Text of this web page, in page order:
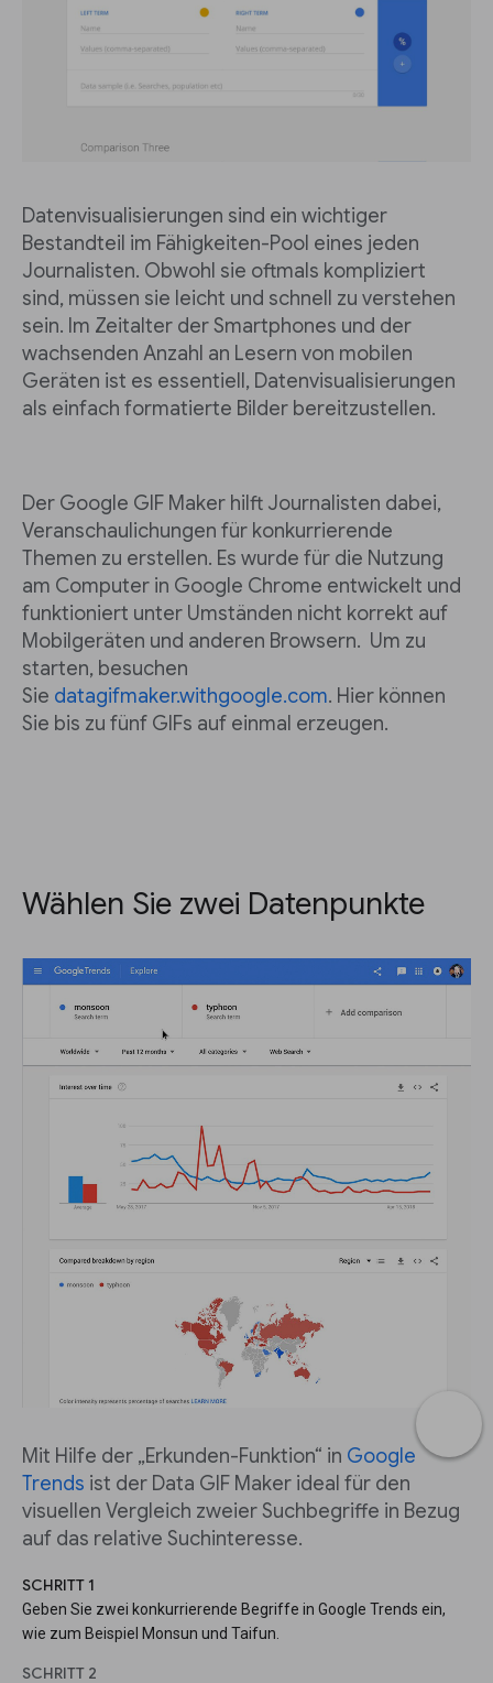
Datenvisualisierungen sind ein wichtiger
Bestandteil im Fähigkeiten-Pool eines jeden
Journalisten. Obwohl sie oftmals kompliziert
sind, müssen sie leicht und schnell zu verstehen
sein. Im Zeitalter der Smartphones und der
wachsenden Anzahl an Lesern von mobilen
Geräten ist es essentiell, Datenvisualisierungen
als einfach formatierte Bilder bereitzustellen.
Der Google GIF Maker hilft Journalisten dabei,
Veranschaulichungen für konkurrierende
Themen zu erstellen. Es wurde für die Nutzung
am Computer in Google Chrome entwickelt und
funktioniert unter Umständen nicht korrekt auf
Mobilgeräten und anderen Browsern. Um zu
starten, besuchen
Sie datagifmaker.withgoogle.com. Hier können
Sie bis zu fünf GIFs auf einmal erzeugen.
Wählen Sie zwei Datenpunkte
Mit Hilfe der „Erkunden-Funktion“ in Google
Trends ist der Data GIF Maker ideal für den
visuellen Vergleich zweier Suchbegriffe in Bezug
auf das relative Suchinteresse.
SCHRITT 1
Geben Sie zwei konkurrierende Begriffe in Google Trends ein,
wie zum Beispiel Monsun und Taifun.
SCHRITT 2